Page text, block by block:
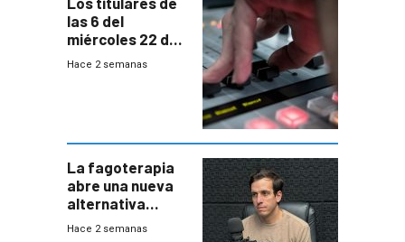
las 6 del
miércoles 22 de
julio de 2026
Hace 2 semanas
La fagoterapia
abre una nueva
alternativa
contra bacterias
Hace 2 semanas